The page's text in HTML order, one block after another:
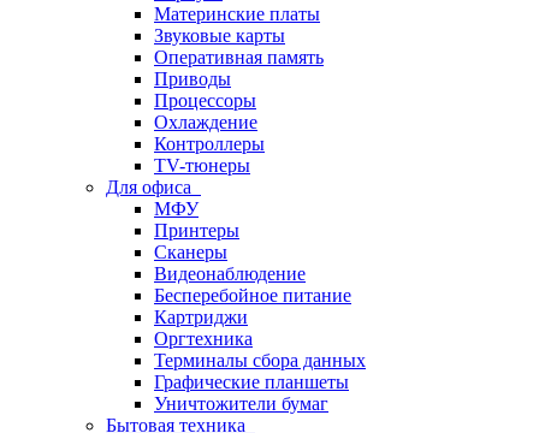
Материнские платы
Звуковые карты
Оперативная память
Приводы
Процессоры
Охлаждение
Контроллеры
TV-тюнеры
Для офиса
МФУ
Принтеры
Сканеры
Видеонаблюдение
Бесперебойное питание
Картриджи
Оргтехника
Терминалы сбора данных
Графические планшеты
Уничтожители бумаг
Бытовая техника